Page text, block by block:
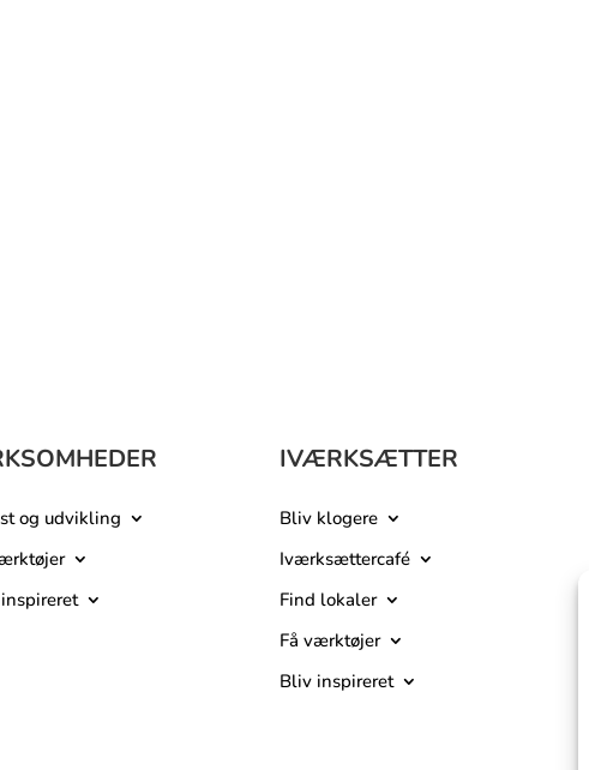
og udvikling
IVÆRKSÆTTER
Bliv klogere
Iværksættercafé
Find lokaler
Få værktøjer
Bliv inspireret